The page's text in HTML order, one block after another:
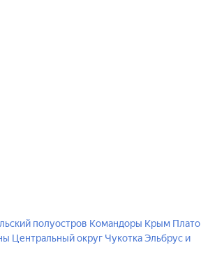
полуостров Командоры Крым Плато
Центральный округ ЧукоткаЭльбрус и